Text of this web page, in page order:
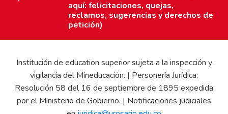
aquí: felicitaciones, quejas,
reclamos, sugerencias y derechos de
petición)
Institución de education superior sujeta a la inspección y
vigilancia del Mineducación. | Personería Jurídica:
Resolución 58 del 16 de septiembre de 1895 expedida
por el Ministerio de Gobierno. | Notificaciones judiciales